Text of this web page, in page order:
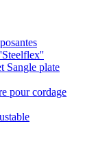
Sangle plate
pour cordage